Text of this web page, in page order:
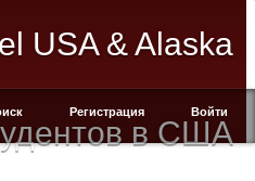
USA & Alaska
в США
Регистрация Войти